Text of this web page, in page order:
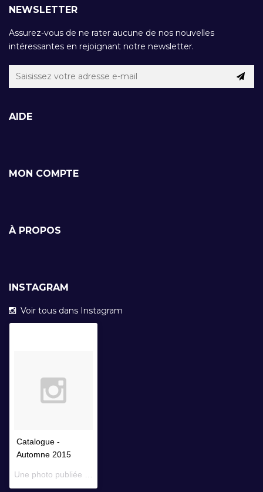
NEWSLETTER
Assurez-vous de ne rater aucune de nos nouvelles
intéressantes en rejoignant notre newsletter.
AIDE
MON COMPTE
À PROPOS
INSTAGRAM
Voir tous dans Instagram
Catalogue -
Automne 2015